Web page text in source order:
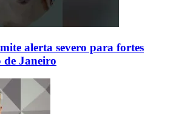
alerta severo para fortes
de Janeiro